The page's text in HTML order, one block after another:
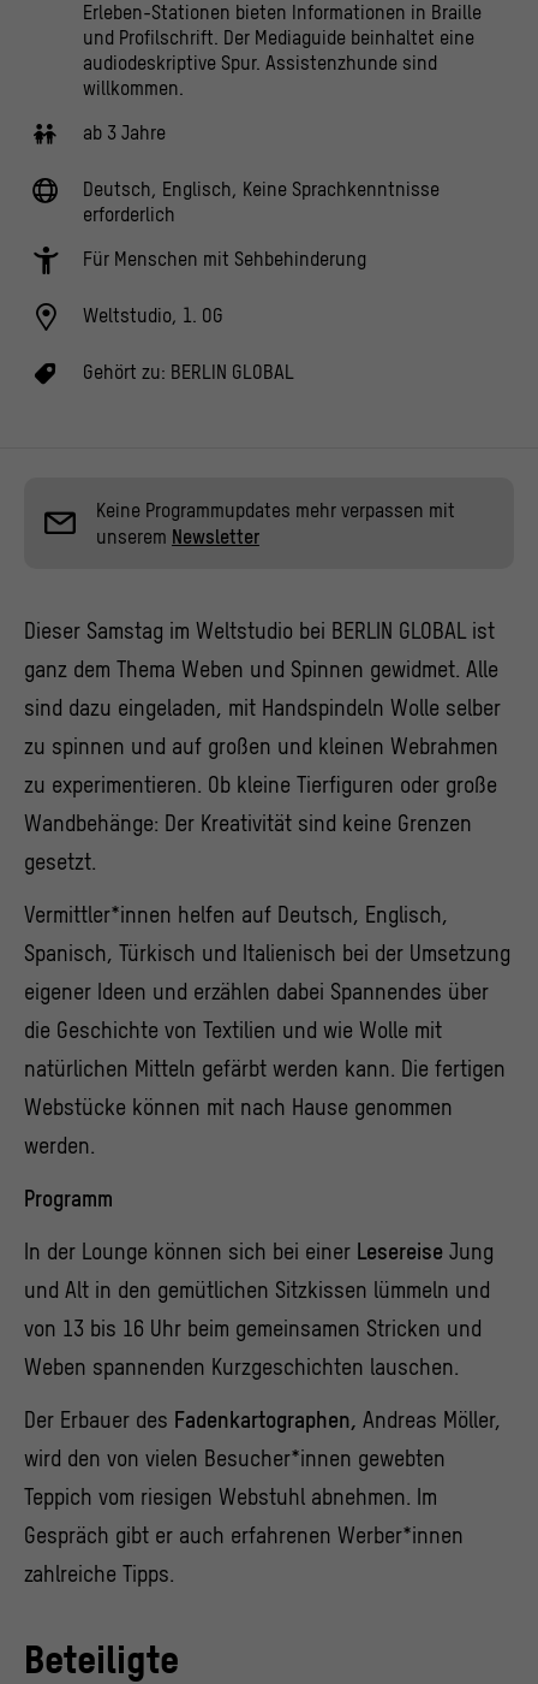
Erleben-Stationen bieten Informationen in Braille
und Profilschrift. Der Mediaguide beinhaltet eine
audiodeskriptive Spur. Assistenzhunde sind
willkommen.
ab 3 Jahre
Deutsch, Englisch, Keine Sprachkenntnisse
erforderlich
Für Menschen mit Sehbehinderung
Weltstudio, 1. OG
Gehört zu: BERLIN GLOBAL
Keine Programmupdates mehr verpassen mit
unserem Newsletter
Dieser Samstag im Weltstudio bei BERLIN GLOBAL ist
ganz dem Thema Weben und Spinnen gewidmet. Alle
sind dazu eingeladen, mit Handspindeln Wolle selber
zu spinnen und auf großen und kleinen Webrahmen
zu experimentieren. Ob kleine Tierfiguren oder große
Wandbehänge: Der Kreativität sind keine Grenzen
gesetzt.
Vermittler*innen helfen auf Deutsch, Englisch,
Spanisch, Türkisch und Italienisch bei der Umsetzung
eigener Ideen und erzählen dabei Spannendes über
die Geschichte von Textilien und wie Wolle mit
natürlichen Mitteln gefärbt werden kann. Die fertigen
Webstücke können mit nach Hause genommen
werden.
Programm
In der Lounge können sich bei einer Lesereise Jung
und Alt in den gemütlichen Sitzkissen lümmeln und
von 13 bis 16 Uhr beim gemeinsamen Stricken und
Weben spannenden Kurzgeschichten lauschen.
Der Erbauer des Fadenkartographen, Andreas Möller,
wird den von vielen Besucher*innen gewebten
Teppich vom riesigen Webstuhl abnehmen. Im
Gespräch gibt er auch erfahrenen Werber*innen
zahlreiche Tipps.
Beteiligte